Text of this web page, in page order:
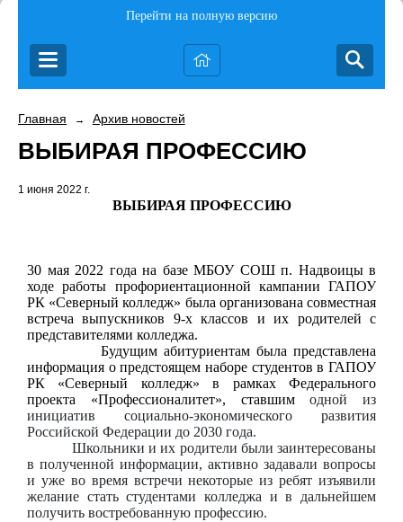
Перейти на полную версию
Главная → Архив новостей
ВЫБИРАЯ ПРОФЕССИЮ
1 июня 2022 г.
ВЫБИРАЯ ПРОФЕССИЮ
30 мая 2022 года на базе МБОУ СОШ п. Надвоицы в
ходе работы профориентационной кампании ГАПОУ
РК «Северный колледж» была организована совместная
встреча выпускников 9-х классов и их родителей с
представителями колледжа.
Будущим абитуриентам была представлена
информация о предстоящем наборе студентов в ГАПОУ
РК «Северный колледж» в рамках Федерального
проекта «Профессионалитет», ставшимодной из
инициатив социально-экономического развития
Российской Федерации до 2030 года.
Школьники и их родители были заинтересованы
в полученной информации, активно задавали вопросы
и уже во время встречи некоторые из ребят изъявили
желание стать студентами колледжа и в дальнейшем
получить востребованную профессию.